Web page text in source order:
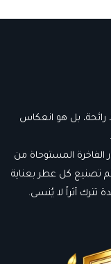
رائحة، بل هو انعكاس
المستوحاة من
تصنيع كل عطر بعناية
تترك أثراً لا يُنسى.